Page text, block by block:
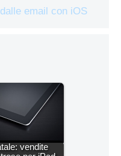
email con iOS
vendite